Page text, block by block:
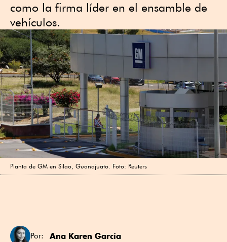
como la firma líder en el ensamble de
vehículos.
Planta de GM en Silao, Guanajuato. Foto: Reuters
Por: Ana Karen García